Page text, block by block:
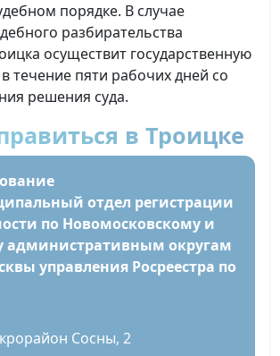
порядке. В случае
разбирательства
осуществит государственную
течение пяти рабочих дней со
решения суда.
в Троицке
отдел регистрации
по Новомосковскому и
административным округам
управления Росреестра по
Сосны, 2